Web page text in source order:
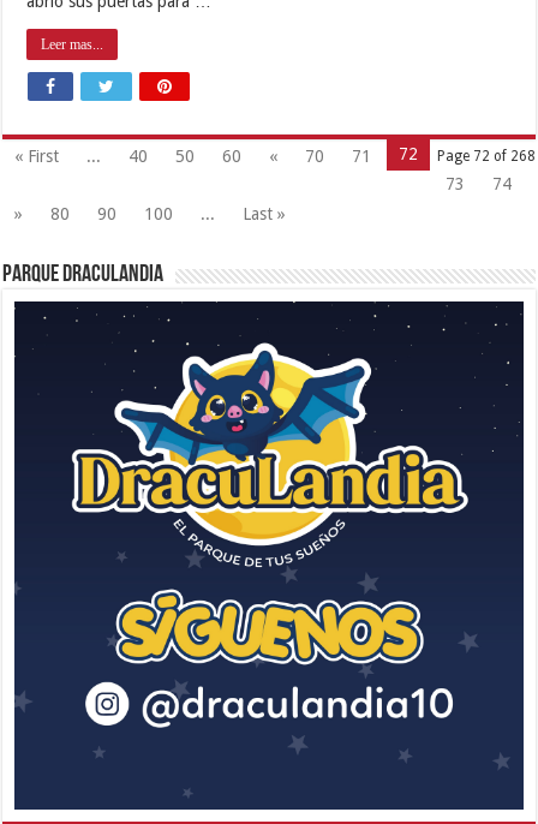
Leer mas...
Page 72 of 268
« First ... 40 50 60 « 70 71
72
73
74
»
80 90 100 ... Last »
Parque Draculandia